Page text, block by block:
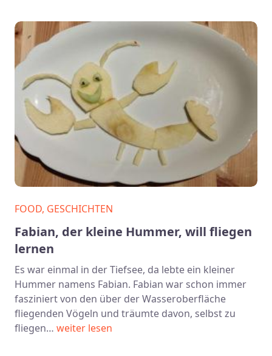
FOOD, GESCHICHTEN
Fabian, der kleine Hummer, will fliegen
lernen
Es war einmal in der Tiefsee, da lebte ein kleiner
Hummer namens Fabian. Fabian war schon immer
fasziniert von den über der Wasseroberfläche
fliegenden Vögeln und träumte davon, selbst zu
fliegen… weiter lesen